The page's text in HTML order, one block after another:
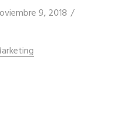
9, 2018